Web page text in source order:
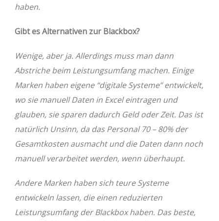
haben.
Gibt es Alternativen zur Blackbox?
Wenige, aber ja. Allerdings muss man dann
Abstriche beim Leistungsumfang machen. Einige
Marken haben eigene “digitale Systeme” entwickelt,
wo sie manuell Daten in Excel eintragen und
glauben, sie sparen dadurch Geld oder Zeit. Das ist
natürlich Unsinn, da das Personal 70 – 80% der
Gesamtkosten ausmacht und die Daten dann noch
manuell verarbeitet werden, wenn überhaupt.
Andere Marken haben sich teure Systeme
entwickeln lassen, die einen reduzierten
Leistungsumfang der Blackbox haben. Das beste,